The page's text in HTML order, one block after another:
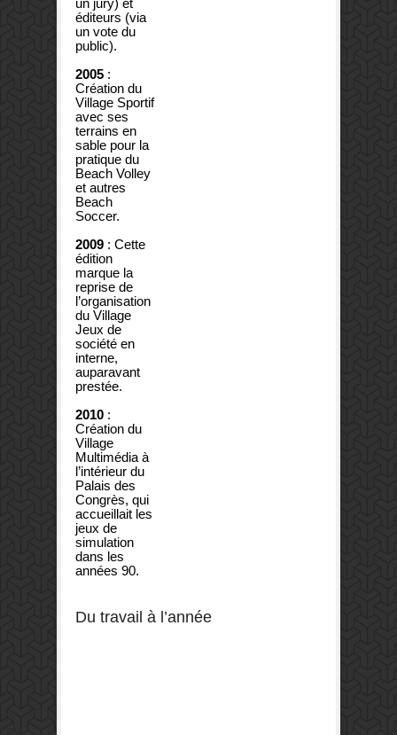
éditeurs (via
un vote du
public).
2005 :
Création du
Village Sportif
avec ses
terrains en
sable pour la
pratique du
Beach Volley
et autres
Beach
Soccer.
2009 : Cette
édition
marque la
reprise de
l’organisation
du Village
Jeux de
société en
interne,
auparavant
prestée.
2010 :
Création du
Village
Multimédia à
l’intérieur du
Palais des
Congrès, qui
accueillait les
jeux de
simulation
dans les
années 90.
Du travail à l’année